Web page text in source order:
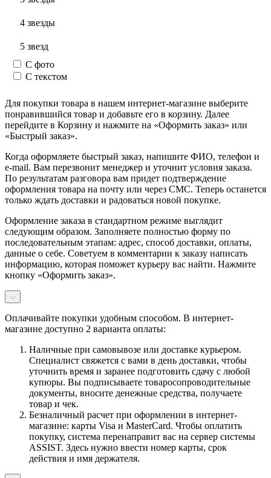
4 звезды
5 звезд
С фото
С текстом
Для покупки товара в нашем интернет-магазине выберите
понравившийся товар и добавьте его в корзину. Далее
перейдите в Корзину и нажмите на «Оформить заказ» или
«Быстрый заказ».
Когда оформляете быстрый заказ, напишите ФИО, телефон и
e-mail. Вам перезвонит менеджер и уточнит условия заказа.
По результатам разговора вам придет подтверждение
оформления товара на почту или через СМС. Теперь останется
только ждать доставки и радоваться новой покупке.
Оформление заказа в стандартном режиме выглядит
следующим образом. Заполняете полностью форму по
последовательным этапам: адрес, способ доставки, оплаты,
данные о себе. Советуем в комментарии к заказу написать
информацию, которая поможет курьеру вас найти. Нажмите
кнопку «Оформить заказ».
Оплачивайте покупки удобным способом. В интернет-
магазине доступно 2 варианта оплаты:
Наличные при самовывозе или доставке курьером.
Специалист свяжется с вами в день доставки, чтобы
уточнить время и заранее подготовить сдачу с любой
купюры. Вы подписываете товаросопроводительные
документы, вносите денежные средства, получаете
товар и чек.
Безналичный расчет при оформлении в интернет-
магазине: карты Visa и MasterCard. Чтобы оплатить
покупку, система перенаправит вас на сервер системы
ASSIST. Здесь нужно ввести номер карты, срок
действия и имя держателя.